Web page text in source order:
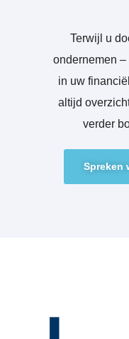
Terwijl u
ondernemen
in uw
altijd
verder
Spreken